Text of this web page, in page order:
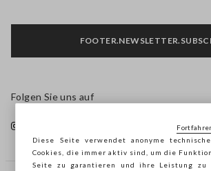
Folgen Sie uns auf
Diese Seite verwendet anonyme
Cookies, die immer aktiv sind, um die
Seite zu garantieren und ihre Leistung zu